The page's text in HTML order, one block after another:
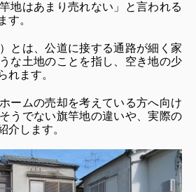
地はあまり売れない」と言われる
す。
とは、公道に接する通路が細く家
な土地のことを指し、空き地の少
れます。
ームの売却を考えている方へ向け
うでない旗竿地の違いや、実際の
介します。